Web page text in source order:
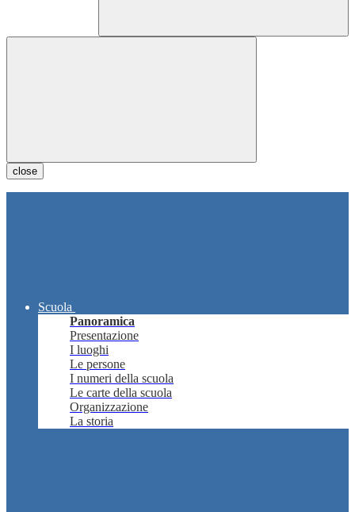
close
Scuola
Panoramica
Presentazione
I luoghi
Le persone
I numeri della scuola
Le carte della scuola
Organizzazione
La storia